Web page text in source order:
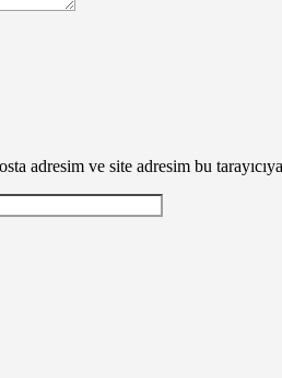
adresim ve site adresim bu